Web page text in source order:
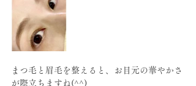
まつ毛と眉毛を整えると、お目元の華やかさ
が際立ちますね(^^)